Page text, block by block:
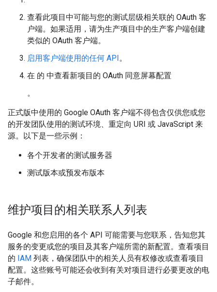
查看此项目中可能与您的测试层级相关联的 OAuth 客
户端。如果适用，请为生产项目中的生产客户端创建
类似的 OAuth 客户端。
启用客户端使用的任何 API。
在 的 中查看新项目的 OAuth 同意屏幕配置
。
正式版中使用的 Google OAuth 客户端不得包含仅供您或您
的开发团队使用的测试环境、重定向 URI 或 JavaScript 来
源。以下是一些示例：
各个开发者的测试服务器
测试版本或预发布版本
维护项目的相关联系人列表
Google 和您启用的各个 API 可能需要与您联系，告知您其
服务的变更或您的项目及其客户端所需的新配置。查看项目
的 IAM 列表，确保团队中的相关人员有权修改或查看项目
配置。这些账号可能还会收到有关对项目进行必要更改的电
子邮件。